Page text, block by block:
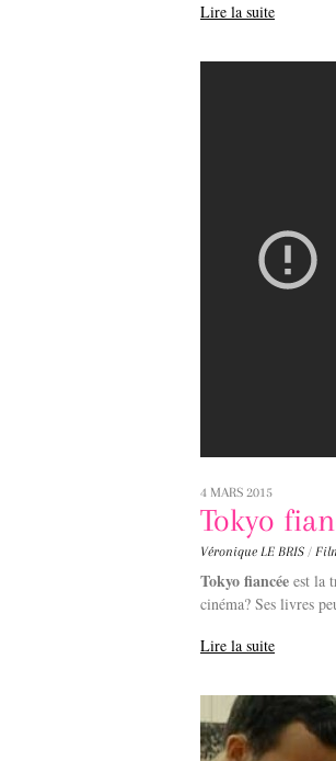
Lire la suite
4 MARS 2015
Tokyo
Véronique LE BRIS /
Tokyo fiancée est la
cinéma? Ses livres
Lire la suite